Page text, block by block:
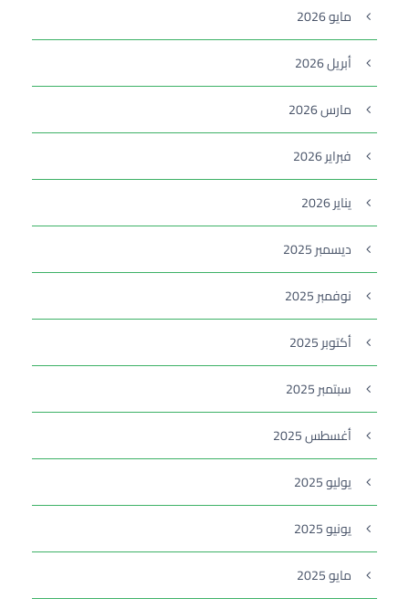
مايو 2026
أبريل 2026
مارس 2026
فبراير 2026
يناير 2026
ديسمبر 2025
نوفمبر 2025
أكتوبر 2025
سبتمبر 2025
أغسطس 2025
يوليو 2025
يونيو 2025
مايو 2025